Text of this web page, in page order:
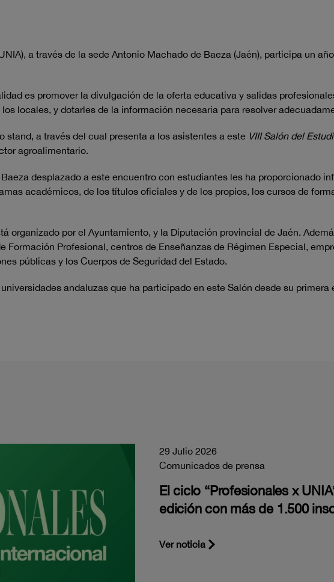
a través de la sede Antonio Machado de Baeza (Jaén), participa un
es promover la divulgación de la oferta educativa y salidas
locales, y dotarles de la información necesaria para resolver
stand, a través del cual presenta a los asistentes a este VIII Salón del
agroalimentario.
desplazado a este encuentro con estudiantes les ha proporcionado
académicos, de los títulos oficiales y de los propios, los cursos de
organizado por el Ayuntamiento, y la Diputación provincial de Jaén.
Formación Profesional, centros de Enseñanzas de Régimen Especial,
públicas y los Cuerpos de Seguridad del Estado.
andaluzas que ha participado en este Salón desde su primera
29 Julio 2026
Comunicados de prensa
El ciclo “Profesionales x
edición con más de 1.500
Ver noticia